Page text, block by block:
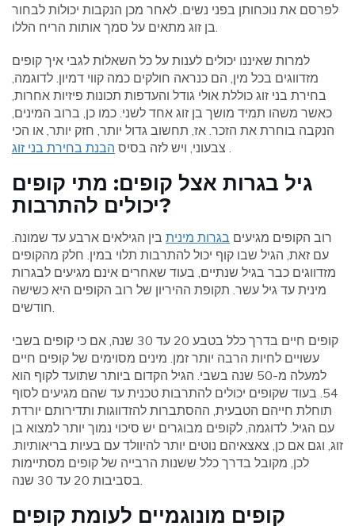
לפרסם את נוכחותן בפני נשים. לאחר מכן הנקבות יכולות לבחור
בן זוג מתאים על סמך אותות הריח הללו.
למרות שאיננו יכולים לענות על כל השאלות לגבי איך קופים
מזדווגים בכל מין, הם כנראה חולקים כמה קווי דמיון. לדוגמה,
בחירת בני זוג כוללת אולי גודל והעדפות תכונות פיזיות אחרות,
כאשר משהו תמיד מושך בן זוג אחד לשני. כמו כן, ברוב המינים,
הנקבה בוחרת את הזכר. אז, תחשוב גדול יותר, חזק יותר, או הכי
צבעוני, ויש לזה בסיס הבנת בחירת בני זוג .
גיל בגרות אצל קופים: מתי קופים
יכולים להתרבות?
רוב הקופים מגיעים בגרות מינית בין הגילאים ארבע עד שמונה.
עם זאת, הגיל שבו קוף יכול להתרבות תלוי במין. חלק מהקופים
מזדווגים כבר בגיל שנתיים, בעוד שאחרים אינם מגיעים לבגרות
מינית עד גיל עשר. תקופת ההיריון של רוב הקופים היא כשישה
חודשים.
קופים חיים בדרך כלל בטבע 20 עד 30 שנה, אם כי קופים בשבי
עשויים לחיות הרבה יותר זמן. מינים מסוימים של קופים חיים
למעלה מ-50 שנה בשבי. הגיל הקדום ביותר שתועד לקוף הוא
54. בעוד שקופים יכולים להתרבות טכנית עד שהם מגיעים לסוף
תוחלת חייהם הטבעית, ההסתברות להזדווגות ותדירותם יורדת
עם הגיל. לדוגמה, לקופים מבוגרים יש סיכוי נמוך יותר למצוא בן
זוג, וגם אם כן, צאצאיהם נוטים יותר להיוולד עם בעיות בריאותיות.
לכן, מקובל בדרך כלל ששנות הרבייה של קופים מסתיימות
בסביבות 20 עד 30 שנה.
קופים מונוגמיים לעומת קופים